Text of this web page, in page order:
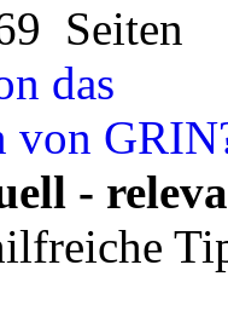
Seiten
das
von
-